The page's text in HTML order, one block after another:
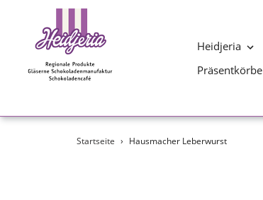
Heidjeria
Präsentkörbe
Startseite › Hausmacher Leberwurst